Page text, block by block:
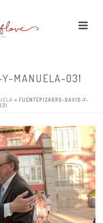
MANUELA-031
» FUENTEPIZARRO-DAVID-Y-